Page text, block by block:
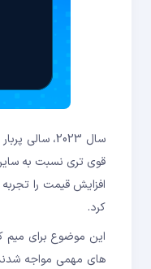
قوی تری نسبت به سایر
کرد.
های مهمی مواجه